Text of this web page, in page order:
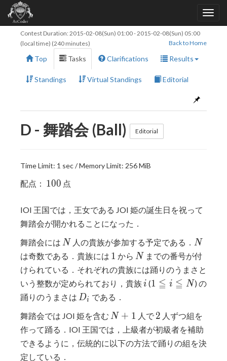
Contest Duration: 2015-02-08(Sun) 01:00-2015-02-08(Sun) 05:00
(local time) (240 minutes)
Back to Home
Top Tasks Clarifications Results
Standings Virtual Standings Editorial
D - 舞踏会 (Ball) Editorial
Time Limit: 1 sec / Memory Limit: 256 MiB
配点： 100
100 点
IOI 王国では，王女である JOI 姫の誕生日を祝って
舞踏会が開かれることになった．
舞踏会には N
N 人の貴族が参加する予定である． N
N
は奇数である．貴族には 1
1 から N
N までの番号が付
けられている．それぞれの貴族には踊りのうまさと
いう整数が定められており，貴族i
i (1
\leqq
N
1 ≦ i ≦ N) の
踊りのうまさは D_i
Di である．
舞踏会では JOI 姫を含む N
+
1
N + 1 人で 2
2 人ずつ組を
作って踊る．IOI 王国では，上級者が初級者を補助
できるように，伝統的に以下の方法で踊りの組を決
定している．